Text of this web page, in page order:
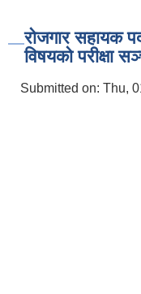
रोजगार सहायक
विषयको परीक्षा
Submitted on: Thu,